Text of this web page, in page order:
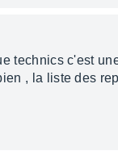
technics c'est
, la liste des